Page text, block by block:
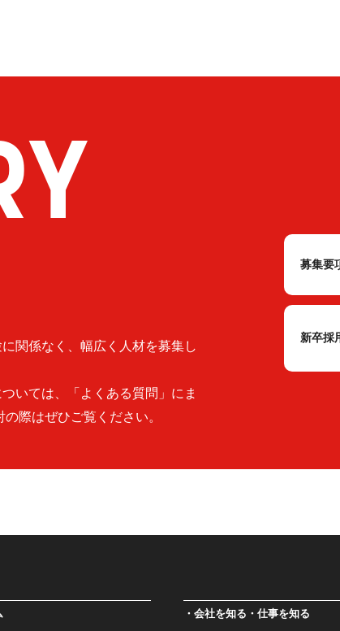
関係なく、幅広く人材を募集し
いては、「よくある質問」にま
際はぜひご覧ください。
募集要
新卒採
会社を知る・仕事を知る